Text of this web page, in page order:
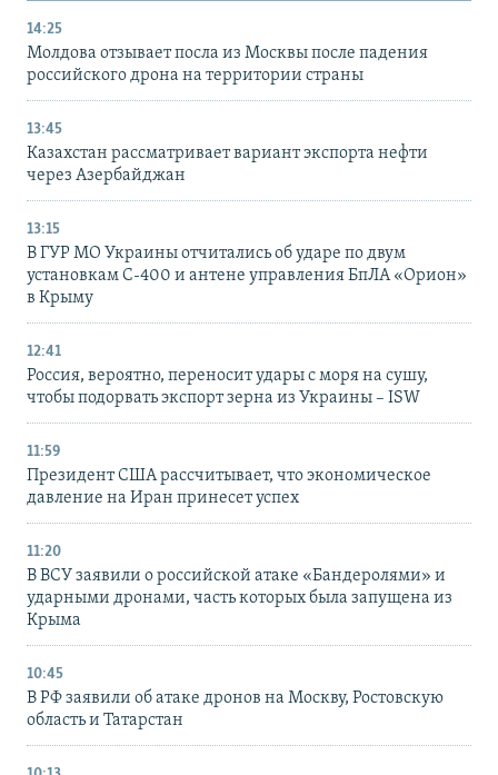
14:25
Молдова отзывает посла из Москвы после падения
российского дрона на территории страны
13:45
Казахстан рассматривает вариант экспорта нефти
через Азербайджан
13:15
В ГУР МО Украины отчитались об ударе по двум
установкам С-400 и антене управления БпЛА «Орион»
в Крыму
12:41
Россия, вероятно, переносит удары с моря на сушу,
чтобы подорвать экспорт зерна из Украины – ISW
11:59
Президент США рассчитывает, что экономическое
давление на Иран принесет успех
11:20
В ВСУ заявили о российской атаке «Бандеролями» и
ударными дронами, часть которых была запущена из
Крыма
10:45
В РФ заявили об атаке дронов на Москву, Ростовскую
область и Татарстан